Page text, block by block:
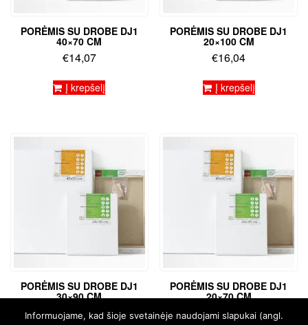
PORĖMIS SU DROBE DJ1
40×70 CM
€14,07
Į krepšelį
PORĖMIS SU DROBE DJ1
20×100 CM
€16,04
Į krepšelį
PORĖMIS SU DROBE DJ1
30×90 CM
€17,51
PORĖMIS SU DROBE DJ1
20×70 CM
€10,15
Informuojame, kad šioje svetainėje naudojami slapukai (angl.